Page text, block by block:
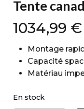
Tente
1034,99 €
Montage
Capacité
Matériau
En stock